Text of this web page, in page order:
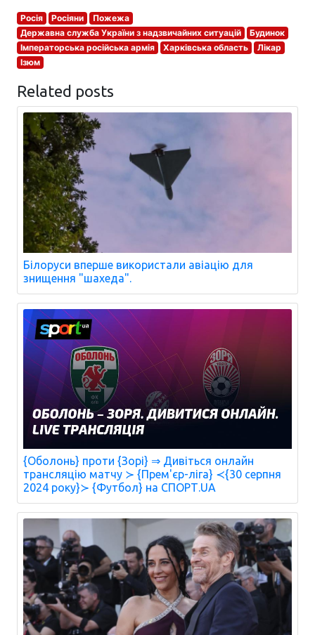
Росія Росіяни
Пожежа
Державна служба України з надзвичайних ситуацій
Будинок
Імператорська російська армія
Харківська область
Лікар
Ізюм
Related posts
Білоруси вперше використали авіацію для
знищення "шахеда".
{Оболонь} проти {Зорі} ⇒ Дивіться онлайн
трансляцію матчу ≻ {Прем'єр-ліга} ≺{30 серпня
2024 року}≻ {Футбол} на СПОРТ.UA